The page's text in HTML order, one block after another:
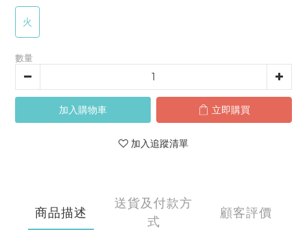
火
數量
加入購物車 立即購買
加入追蹤清單
商品描述
送貨及付款方
式
顧客評價